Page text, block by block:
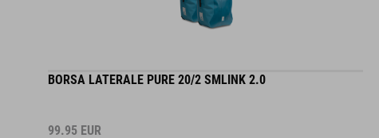
BORSA LATERALE PURE 20/2 SMLINK 2.0
99.95 EUR